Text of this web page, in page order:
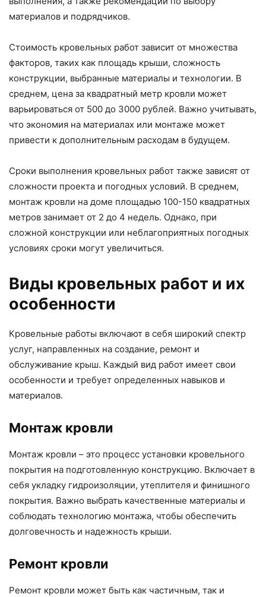
материалов и подрядчиков.
Стоимость кровельных работ зависит от множества
факторов, таких как площадь крыши, сложность
конструкции, выбранные материалы и технологии. В
среднем, цена за квадратный метр кровли может
варьироваться от 500 до 3000 рублей. Важно учитывать,
что экономия на материалах или монтаже может
привести к дополнительным расходам в будущем.
Сроки выполнения кровельных работ также зависят от
сложности проекта и погодных условий. В среднем,
монтаж кровли на доме площадью 100-150 квадратных
метров занимает от 2 до 4 недель. Однако, при
сложной конструкции или неблагоприятных погодных
условиях сроки могут увеличиться.
Виды кровельных работ и их
особенности
Кровельные работы включают в себя широкий спектр
услуг, направленных на создание, ремонт и
обслуживание крыш. Каждый вид работ имеет свои
особенности и требует определенных навыков и
материалов.
Монтаж кровли
Монтаж кровли – это процесс установки кровельного
покрытия на подготовленную конструкцию. Включает в
себя укладку гидроизоляции, утеплителя и финишного
покрытия. Важно выбрать качественные материалы и
соблюдать технологию монтажа, чтобы обеспечить
долговечность и надежность крыши.
Ремонт кровли
Ремонт кровли может быть как частичным, так и